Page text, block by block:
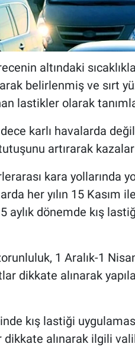
altındaki
belirlenmiş ve sırt
lastikler olarak
karlı havalarda
artırarak
kara yollarında
her yılın 15 Kasım
aylık dönemde kış
1 Aralık-1
dikkate alınarak
kış lastiği
dikkate alınarak ilgili